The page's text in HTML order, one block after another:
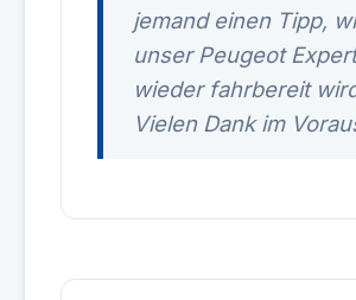
jemand einen Tipp,
unser Peugeot Expert
wieder fahrbereit
Vielen Dank im